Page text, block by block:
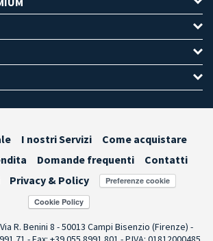
I nostri Servizi
Come acquistare
Domande frequenti
Contatti
Privacy & Policy Preferenze cookie
R. Benini 8 - 50013 Campi Bisenzio (Firenze) -